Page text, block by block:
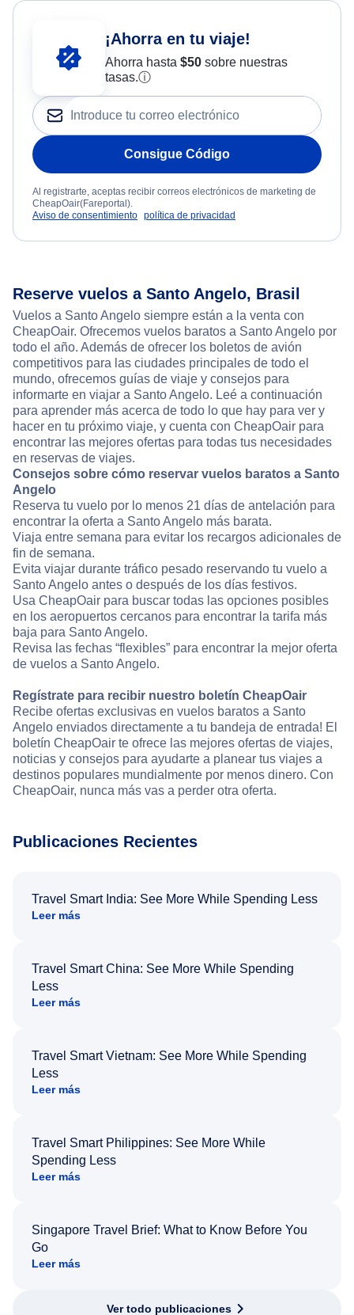
¡Ahorra en tu viaje!
Ahorra hasta $50sobre nuestras
tasas.ⓘ
Consigue Código
Al registrarte, aceptas recibir correos electrónicos de marketing de
CheapOair(Fareportal).
Aviso de consentimiento política de privacidad
Reserve vuelos a Santo Angelo, Brasil
Vuelos a Santo Angelo siempre están a la venta con
CheapOair. Ofrecemos vuelos baratos a Santo Angelo por
todo el año. Además de ofrecer los boletos de avión
competitivos para las ciudades principales de todo el
mundo, ofrecemos guías de viaje y consejos para
informarte en viajar a Santo Angelo. Leé a continuación
para aprender más acerca de todo lo que hay para ver y
hacer en tu próximo viaje, y cuenta con CheapOair para
encontrar las mejores ofertas para todas tus necesidades
en reservas de viajes.
Consejos sobre cómo reservar vuelos baratos a Santo
Angelo
Reserva tu vuelo por lo menos 21 días de antelación para
encontrar la oferta a Santo Angelo más barata.
Viaja entre semana para evitar los recargos adicionales de
fin de semana.
Evita viajar durante tráfico pesado reservando tu vuelo a
Santo Angelo antes o después de los días festivos.
Usa CheapOair para buscar todas las opciones posibles
en los aeropuertos cercanos para encontrar la tarifa más
baja para Santo Angelo.
Revisa las fechas “flexibles” para encontrar la mejor oferta
de vuelos a Santo Angelo.
Regístrate para recibir nuestro boletín CheapOair
Recibe ofertas exclusivas en vuelos baratos a Santo
Angelo enviados directamente a tu bandeja de entrada! El
boletín CheapOair te ofrece las mejores ofertas de viajes,
noticias y consejos para ayudarte a planear tus viajes a
destinos populares mundialmente por menos dinero. Con
CheapOair, nunca más vas a perder otra oferta.
Publicaciones Recientes
Travel Smart India: See More While Spending Less
Leer más
Travel Smart China: See More While Spending
Less
Leer más
Travel Smart Vietnam: See More While Spending
Less
Leer más
Travel Smart Philippines: See More While
Spending Less
Leer más
Singapore Travel Brief: What to Know Before You
Go
Leer más
Ver todo publicaciones